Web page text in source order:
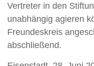
Vertreter in den
unabhängig agieren
Freundeskreis
abschließend.